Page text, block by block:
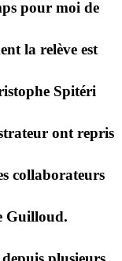
pour moi de
la relève est
Spitéri
ont repris
collaborateurs
Guilloud.